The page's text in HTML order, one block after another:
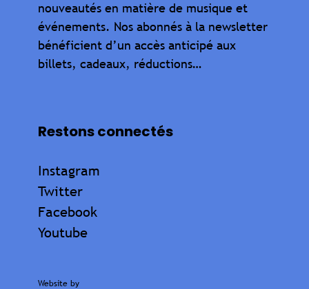
nouveautés en matière de musique et
événements. Nos abonnés à la newsletter
bénéficient d’un accès anticipé aux
billets, cadeaux, réductions…
Restons connectés
Instagram
Twitter
Facebook
Youtube
Website by